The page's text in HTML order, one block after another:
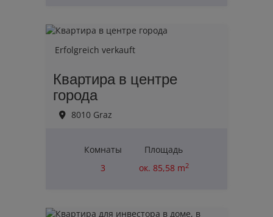
2
Erfolgreich verkauft
Квартира в центре
города
8010 Graz
Комнаты
3
Площадь
ок. 85,58 m2